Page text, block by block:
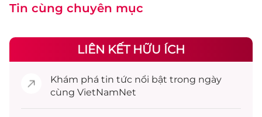
Tin cùng chuyên mục
LIÊN KẾT HỮU ÍCH
Khám phá tin tức nổi bật trong ngày
cùng VietNamNet